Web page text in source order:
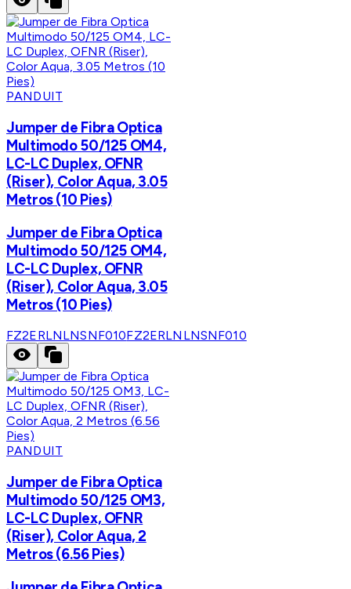
PANDUIT
Jumper de Fibra Optica
Multimodo 50/125 OM4,
LC-LC Duplex, OFNR
(Riser), Color Aqua, 3.05
Metros (10 Pies)
Jumper de Fibra Optica
Multimodo 50/125 OM4,
LC-LC Duplex, OFNR
(Riser), Color Aqua, 3.05
Metros (10 Pies)
FZ2ERLNLNSNF010FZ2ERLNLNSNF010
PANDUIT
Jumper de Fibra Optica
Multimodo 50/125 OM3,
LC-LC Duplex, OFNR
(Riser), Color Aqua, 2
Metros (6.56 Pies)